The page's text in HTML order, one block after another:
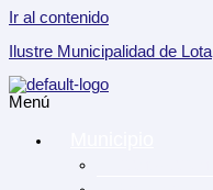
Ir al contenido
Ilustre Municipalidad de Lota
Menú